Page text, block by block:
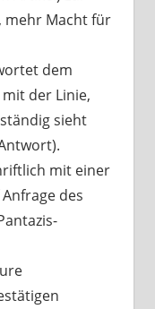
mehr Macht für
dem
der Linie,
sieht
mit einer
des